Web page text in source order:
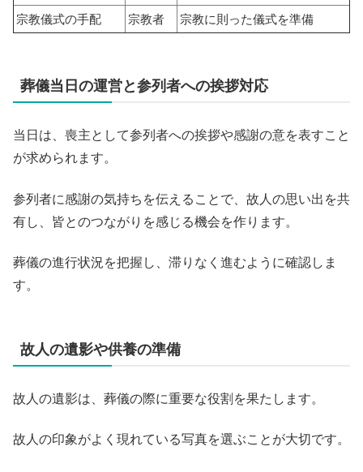
宗教儀式の手配
宗教者 宗教に則った儀式を準備
葬儀当日の運営と参列者への挨拶対応
当日は、喪主として参列者への挨拶や感謝の意を表すこと
が求められます。
参列者に感謝の気持ちを伝えることで、故人の思い出を共
有し、皆とのつながりを感じる機会を作ります。
葬儀の進行状況を把握し、滞りなく進むように確認しま
す。
故人の遺影や供養の準備
故人の遺影は、葬儀の際に重要な役割を果たします。
故人の印象がよく現れている写真を選ぶことが大切です。